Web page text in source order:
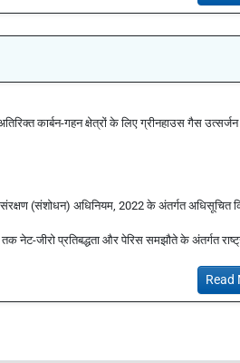
कार्बन-गहन क्षेत्रों के लिए ग्रीनहाउस गैस उत्सर्जन
(संशोधन) अधिनियम, 2022 के अंतर्गत अधिसूचित
नेट-जीरो प्रतिबद्धता और पेरिस समझौते के अंतर्गत
Read